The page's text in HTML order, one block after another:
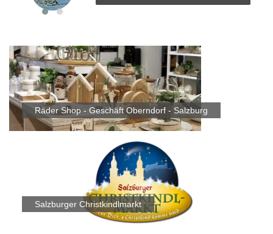
Räder Shop - Geschäft Oberndorf - Salzburg
Salzburger Christkindlmarkt